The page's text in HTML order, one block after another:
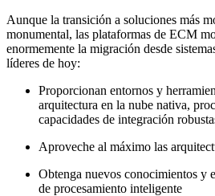
Aunque la transición a soluciones más
monumental, las plataformas de ECM
enormemente la migración desde
líderes de hoy:
Proporcionan entornos y
arquitectura en la nube nativa,
capacidades de integración
Aproveche al máximo las
Obtenga nuevos conocimientos y
de procesamiento inteligente